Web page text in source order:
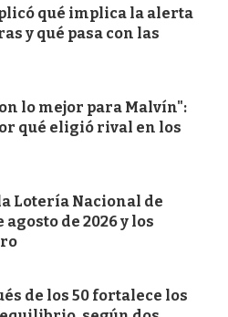
qué implica la alerta
y qué pasa con las
lo mejor para Malvín":
qué eligió rival en los
Lotería Nacional de
agosto de 2026 y los
de los 50 fortalece los